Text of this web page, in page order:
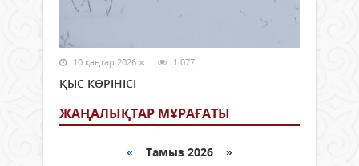
10 қаңтар 2026 ж. 1 077
ҚЫС КӨРІНІСІ
ЖАҢАЛЫҚТАР МҰРАҒАТЫ
« Тамыз 2026 »